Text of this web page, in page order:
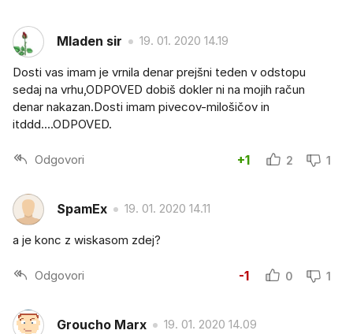
Mladen sir 19. 01. 2020 14.19
Dosti vas imam je vrnila denar prejšni teden v odstopu
sedaj na vrhu,ODPOVED dobiš dokler ni na mojih račun
denar nakazan.Dosti imam pivecov-milošičov in
itddd....ODPOVED.
Odgovori +1 2 1
SpamEx 19. 01. 2020 14.11
a je konc z wiskasom zdej?
Odgovori -1 0 1
Groucho Marx 19. 01. 2020 14.09